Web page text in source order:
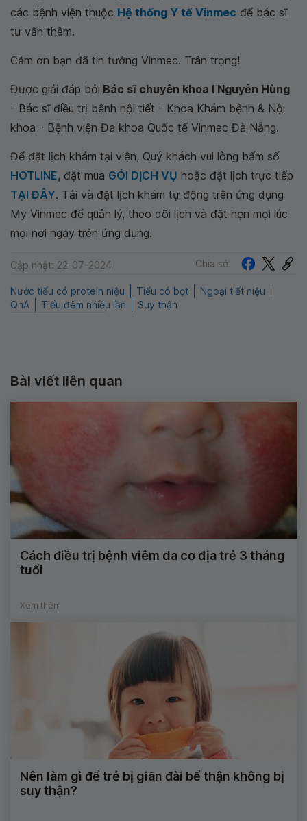
các bệnh viện thuộc Hệ thống Y tế Vinmec để bác sĩ
tư vấn thêm.
Cảm ơn bạn đã tin tưởng Vinmec. Trân trọng!
Được giải đáp bởi Bác sĩ chuyên khoa I Nguyễn Hùng
- Bác sĩ điều trị bệnh nội tiết - Khoa Khám bệnh & Nội
khoa - Bệnh viện Đa khoa Quốc tế Vinmec Đà Nẵng.
Để đặt lịch khám tại viện, Quý khách vui lòng bấm số
HOTLINE, đặt mua GÓI DỊCH VỤ hoặc đặt lịch trực tiếp
TẠI ĐÂY. Tải và đặt lịch khám tự động trên ứng dụng
My Vinmec để quản lý, theo dõi lịch và đặt hẹn mọi lúc
mọi nơi ngay trên ứng dụng.
Cập nhật: 22-07-2024 Chia sẻ
Nước tiểu có protein niệu Tiểu có bọt
Ngoại tiết niệu
QnA
Tiểu đêm nhiều lần Suy thận
Bài viết liên quan
Cách điều trị bệnh viêm da cơ địa trẻ 3 tháng
tuổi
Xem thêm
Nên làm gì để trẻ bị giãn đài bể thận không bị
suy thận?